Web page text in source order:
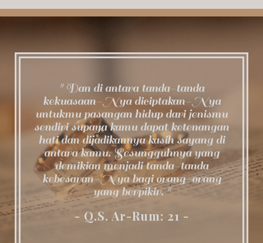
" Dan di antara tanda-tanda
kekuasaan-Nya diciptakan-Nya
untukmu pasangan hidup dari jenismu
sendiri supaya kamu dapat ketenangan
hati dan dijadikannya kasih sayang di
antara kamu. Sesungguhnya yang
demikian menjadi tanda-tanda
kebesaran-Nya bagi orang-orang
yang berpikir. "
- Q.S. Ar-Rum: 21 -